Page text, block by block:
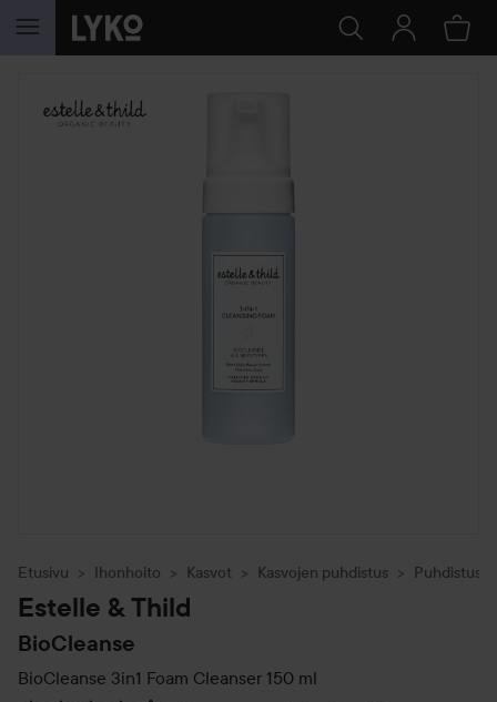
SIIRTYÄ JHK SISÄLTÖÖN
Etusivu Ihonhoito Kasvot Kasvojen puhdistus
Estelle & Thild
BioCleanse
BioCleanse 3in1 Foam Cleanser 150 ml